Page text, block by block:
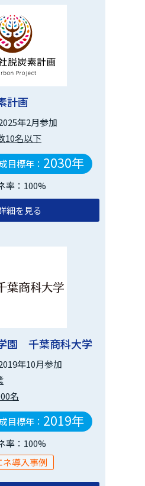
計画
年2月参加
10名以下
目標年： 2030年
率：100%
細を見る
園 千葉商科大学
年10月参加
名
目標年： 2019年
率：100%
ネ導入事例